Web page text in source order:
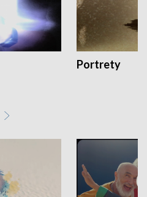
Portrety